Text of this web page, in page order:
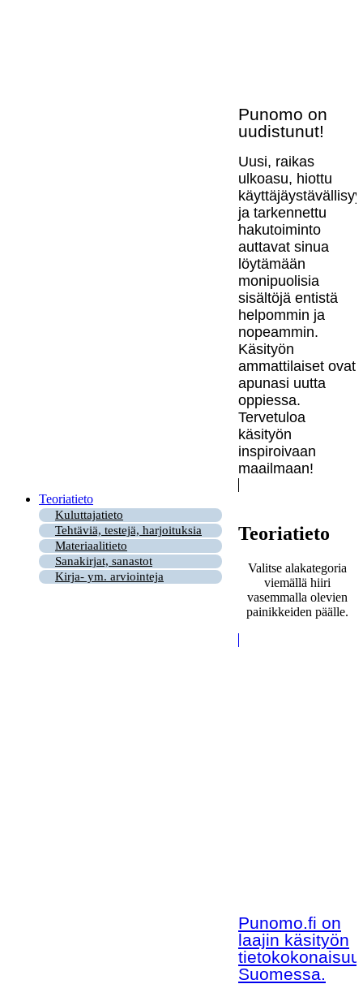
Punomo on
uudistunut!
Uusi, raikas
ulkoasu, hiottu
ja tarkennettu
hakutoiminto
auttavat sinua
löytämään
monipuolisia
sisältöjä entistä
helpommin ja
nopeammin.
Käsityön
ammattilaiset ovat
apunasi uutta
oppiessa.
Tervetuloa
käsityön
inspiroivaan
maailmaan!
Teoriatieto
Kuluttajatieto
Tehtäviä, testejä, harjoituksia
Materiaalitieto
Sanakirjat, sanastot
Kirja- ym. arviointeja
Teoriatieto
Valitse alakategoria
viemällä hiiri
vasemmalla olevien
painikkeiden päälle.
Punomo.fi on
laajin käsityön
Suomessa.